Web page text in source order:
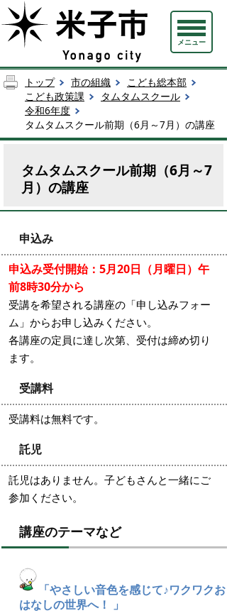
メニュー
トップ 市の組織
こども総本部
こども政策課
タムタムスクール
令和6年度
タムタムスクール前期（6月～7月）の講座
タムタムスクール前期（6月～7
月）の講座
申込み
申込み受付開始：5月20日（月曜日）午
前8時30分から
受講を希望される講座の「申し込みフォー
ム」からお申し込みください。
各講座の定員に達し次第、受付は締め切り
ます。
受講料
受講料は無料です。
託児
託児はありません。子どもさんと一緒にご
参加ください。
講座のテーマなど
「やさしい音色を感じて♪ワクワクお
はなしの世界へ！ 」